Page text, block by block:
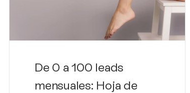
De 0 a 100 leads
mensuales: Hoja de